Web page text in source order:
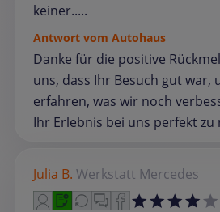
keiner.....
Antwort vom Autohaus
Danke für die positive
uns, dass Ihr Besuch gut war,
erfahren, was wir noch
Ihr Erlebnis bei uns perfekt zu
Julia B. Werkstatt Mercedes